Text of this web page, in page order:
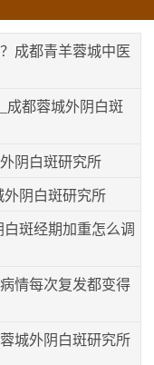
成都青羊蓉城中医
成都蓉城外阴白斑
阴白斑研究所
外阴白斑研究所
斑经期加重怎么调
情每次复发都变得
城外阴白斑研究所